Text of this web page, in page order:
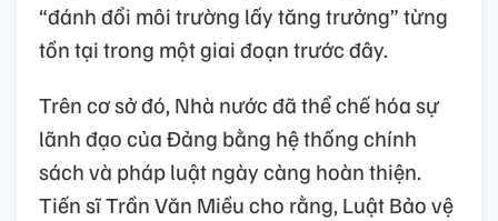
“đánh đổi môi trường lấy tăng trưởng” từng
tồn tại trong một giai đoạn trước đây.
Trên cơ sở đó, Nhà nước đã thể chế hóa sự
lãnh đạo của Đảng bằng hệ thống chính
sách và pháp luật ngày càng hoàn thiện.
Tiến sĩ Trần Văn Miều cho rằng, Luật Bảo vệ